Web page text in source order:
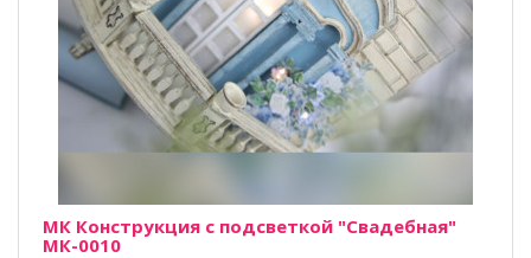
МК Конструкция с подсветкой "Свадебная"
МК-0010